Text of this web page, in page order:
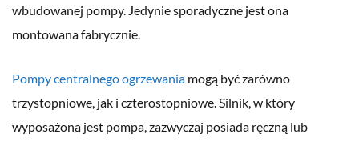
wbudowanej pompy. Jedynie sporadyczne jest ona
montowana fabrycznie.
Pompy centralnego ogrzewania mogą być zarówno
trzystopniowe, jak i czterostopniowe. Silnik, w który
wyposażona jest pompa, zazwyczaj posiada ręczną lub